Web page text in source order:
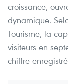
croissance,
dynamique.
Tourisme, la
visiteurs en
chiffre